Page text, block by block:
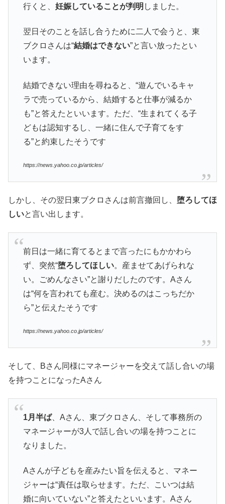
行くと、 妊娠していることが判明 しました。
翌日そのことを話し合うために二人で会うと、東
ブクロさんは“結婚はできない”と言い放ったとい
います。
結婚できない理由を尋ねると、“遊んでいるキャ
ラで売っているから、結婚すると仕事が減るか
も”と答えたといいます。ただ、“生まれてくる子
どもは認知するし、一緒に住んで子育てをす
る”と約束したそうです
https://news.yahoo.co.jp/articles/
しかし、その翌日東ブクロさんは前言撤回し、 堕ろしてほ
しいと言い出します。
前日は一緒に育てるとまで言ったにもかかわら
ず、突然“堕ろしてほしい。産ませてあげられな
い。ごめんなさい”と謝りだしたのです。Aさん
は“何を言われても産む。決めるのはこっちだか
ら”と伝えたそうです
https://news.yahoo.co.jp/articles/
そして、Bさん同様にマネージャーを交えて話し合いの場
を持つことになったAさん
1月半ば、Aさん、東ブクロさん、そして事務所の
マネージャーが3人で話し合いの場を持つことに
なりました。
Aさんが子どもを産みたい旨を伝えると、マネー
ジャーは“責任は取らせます。ただ、こいつは結
婚に向いていない”と答えたといいます。Aさん